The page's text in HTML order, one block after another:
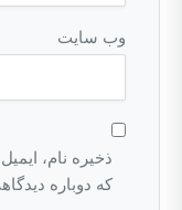
وب‌ سایت
ذخیره نام،
که دوباره